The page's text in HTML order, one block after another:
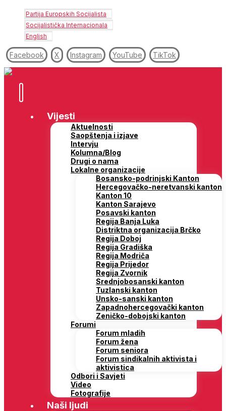
Partija Europskih Socijalista
Socijalistička Internacionala
English
Facebook X Instagram YouTube TikTok
Vijesti
Aktuelnosti
Saopštenja i izjave
Intervju
Kolumna/Blog
Drugi o nama
Lokalne organizacije
Bosansko-podrinjski Kanton
Hercegovačko-neretvanski kanton
Kanton 10
Kanton Sarajevo
Posavski kanton
Regija Banja Luka
Distriktna organizacija Brčko
Regija Doboj
Regija Gradiška
Regija Modriča
Regija Prijedor
Regija Zvornik
Srednjobosanski kanton
Tuzlanski kanton
Unsko-sanski kanton
Zapadnohercegovački kanton
Zeničko-dobojski kanton
Forumi
Forum mladih
Forum žena
Forum seniora
Forum sindikalnih aktivista i
aktivistica
Odbori i Savjeti
Video
Fotografije
Naši ljudi